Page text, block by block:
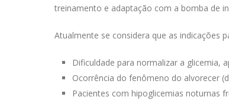
treinamento e adaptação com a bomba de
Atualmente se considera que as indicações
Dificuldade para normalizar a glicemia,
Ocorrência do fenômeno do alvorecer
Pacientes com hipoglicemias noturnas